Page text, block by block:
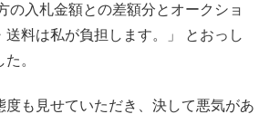
の入札金額との差額分とオークショ
送料は私が負担します。」 とおっし
。
度も見せていただき、決して悪気があ